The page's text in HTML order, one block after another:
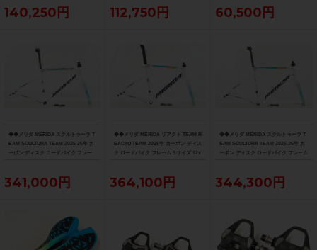
140,250円 112,750円 60,500円
◆◆メリダ MERIDA スクルトゥーラ T
EAM SCULTURA TEAM 2025-26年 カ
ーボン ディスク ロードバイク フレー
341,000円
◆◆メリダ MERIDA リアクト TEAM R
EACTO TEAM 2025年 カーボン ディス
ク ロードバイク フレーム Sサイズ 12x
364,100円
◆◆メリダ MERIDA スクルトゥーラ T
EAM SCULTURA TEAM 2025-26年 カ
ーボン ディスク ロードバイク フレーム
344,300円